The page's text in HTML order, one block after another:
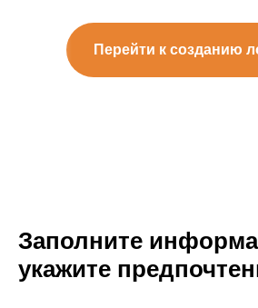
Перейти к созданию
Заполните
укажите